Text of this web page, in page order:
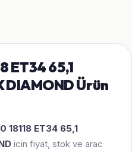
ET34 65,1
DIAMOND Ürün
18118 ET34 65,1
icin fiyat, stok ve arac